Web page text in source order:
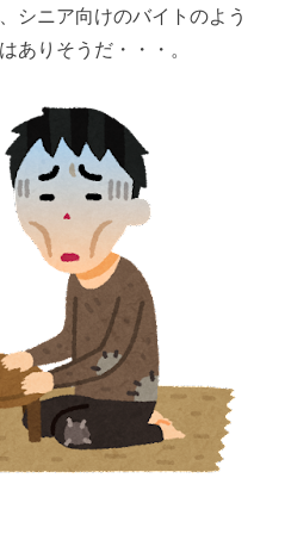
シニア向けのバイトのよう
ありそうだ・・・。